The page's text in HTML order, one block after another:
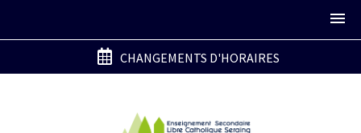
CHANGEMENTS D'HORAIRES